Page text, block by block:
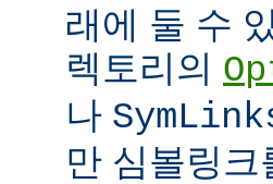
래에 둘 수
렉토리의
나
만 심볼링크